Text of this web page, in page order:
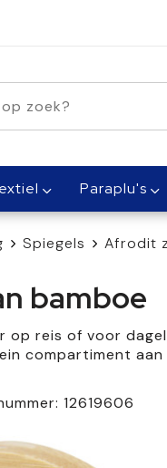
binnen 1 dag
Paraplu's
Spiegels Afrodit
bamboe
op reis of voor
compartiment aan
12619606